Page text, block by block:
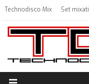
Technodisco Mix Set mixati